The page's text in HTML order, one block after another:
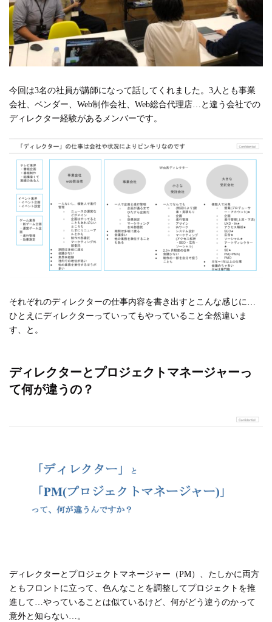
今回は3名の社員が講師になって話してくれました。3人とも事業
会社、ベンダー、Web制作会社、Web総合代理店…と違う会社での
ディレクター経験があるメンバーです。
それぞれのディレクターの仕事内容を書き出すとこんな感じに…
ひとえにディレクターっていってもやっていること全然違いま
す、と。
ディレクターとプロジェクトマネージャーっ
て何が違うの？
ディレクターとプロジェクトマネージャー（PM）、たしかに両方
ともフロントに立って、色んなことを調整してプロジェクトを推
進して…やっていることは似ているけど、何がどう違うのかって
意外と知らない…。